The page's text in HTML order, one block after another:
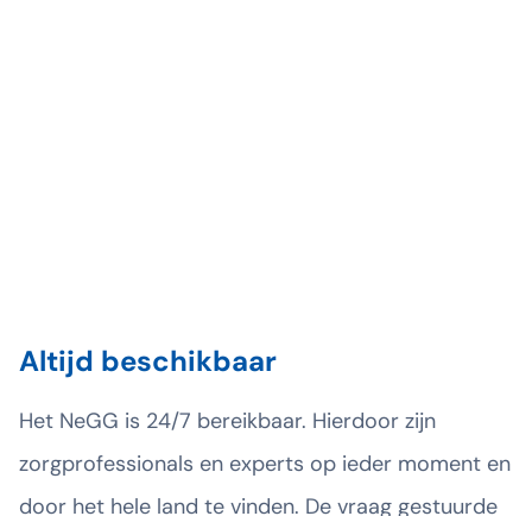
Altijd beschikbaar
Het NeGG is 24/7 bereikbaar. Hierdoor zijn
zorgprofessionals en experts op ieder moment en
door het hele land te vinden. De vraag gestuurde